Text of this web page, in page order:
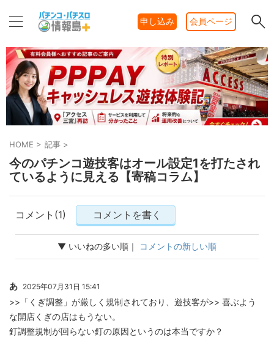
申し込み 会員ページ
HOME > 記事 >
今のパチンコ遊技客はオール設定1を打たされ
ているように見える【寄稿コラム】
コメント(1) コメントを書く
▼ いいねの多い順｜ コメントの新しい順
あ 2025年07月31日 15:41
>>「くぎ調整」が厳しく規制されており、遊技客が>> 喜ぶよう
な開店くぎの店はもうない。
釘調整規制が回らない釘の原因というのは本当ですか？